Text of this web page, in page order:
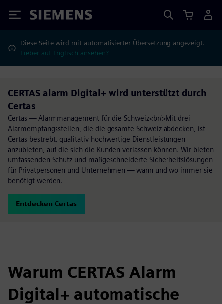
Siemens
Diese Seite wird mit automatisierter Übersetzung angezeigt.
Lieber auf Englisch ansehen?
CERTAS alarm Digital+ wird unterstützt durch
Certas
Certas — Alarmmanagement für die Schweiz<br/>Mit drei
Alarmempfangsstellen, die die gesamte Schweiz abdecken, ist
Certas bestrebt, qualitativ hochwertige Dienstleistungen
anzubieten, auf die sich die Kunden verlassen können. Wir bieten
umfassenden Schutz und maßgeschneiderte Sicherheitslösungen
für Privatpersonen und Unternehmen — wann und wo immer sie
benötigt werden.
Entdecken Certas
Warum CERTAS Alarm
Digital+ automatische